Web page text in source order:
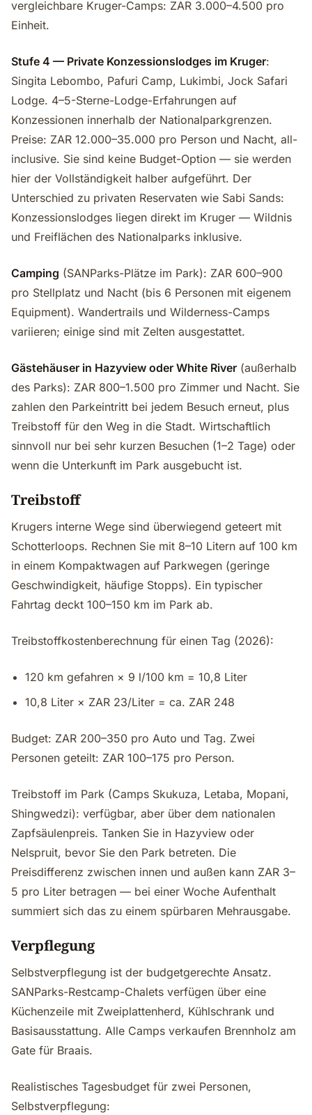
vergleichbare Kruger-Camps: ZAR 3.000–4.500 pro
Einheit.
Stufe 4 — Private Konzessionslodges im Kruger:
Singita Lebombo, Pafuri Camp, Lukimbi, Jock Safari
Lodge. 4–5-Sterne-Lodge-Erfahrungen auf
Konzessionen innerhalb der Nationalparkgrenzen.
Preise: ZAR 12.000–35.000 pro Person und Nacht, all-
inclusive. Sie sind keine Budget-Option — sie werden
hier der Vollständigkeit halber aufgeführt. Der
Unterschied zu privaten Reservaten wie Sabi Sands:
Konzessionslodges liegen direkt im Kruger — Wildnis
und Freiflächen des Nationalparks inklusive.
Camping (SANParks-Plätze im Park): ZAR 600–900
pro Stellplatz und Nacht (bis 6 Personen mit eigenem
Equipment). Wandertrails und Wilderness-Camps
variieren; einige sind mit Zelten ausgestattet.
Gästehäuser in Hazyview oder White River (außerhalb
des Parks): ZAR 800–1.500 pro Zimmer und Nacht. Sie
zahlen den Parkeintritt bei jedem Besuch erneut, plus
Treibstoff für den Weg in die Stadt. Wirtschaftlich
sinnvoll nur bei sehr kurzen Besuchen (1–2 Tage) oder
wenn die Unterkunft im Park ausgebucht ist.
Treibstoff
Krugers interne Wege sind überwiegend geteert mit
Schotterloops. Rechnen Sie mit 8–10 Litern auf 100 km
in einem Kompaktwagen auf Parkwegen (geringe
Geschwindigkeit, häufige Stopps). Ein typischer
Fahrtag deckt 100–150 km im Park ab.
Treibstoffkostenberechnung für einen Tag (2026):
120 km gefahren × 9 l/100 km = 10,8 Liter
10,8 Liter × ZAR 23/Liter = ca. ZAR 248
Budget: ZAR 200–350 pro Auto und Tag. Zwei
Personen geteilt: ZAR 100–175 pro Person.
Treibstoff im Park (Camps Skukuza, Letaba, Mopani,
Shingwedzi): verfügbar, aber über dem nationalen
Zapfsäulenpreis. Tanken Sie in Hazyview oder
Nelspruit, bevor Sie den Park betreten. Die
Preisdifferenz zwischen innen und außen kann ZAR 3–
5 pro Liter betragen — bei einer Woche Aufenthalt
summiert sich das zu einem spürbaren Mehrausgabe.
Verpflegung
Selbstverpflegung ist der budgetgerechte Ansatz.
SANParks-Restcamp-Chalets verfügen über eine
Küchenzeile mit Zweiplattenherd, Kühlschrank und
Basisausstattung. Alle Camps verkaufen Brennholz am
Gate für Braais.
Realistisches Tagesbudget für zwei Personen,
Selbstverpflegung: